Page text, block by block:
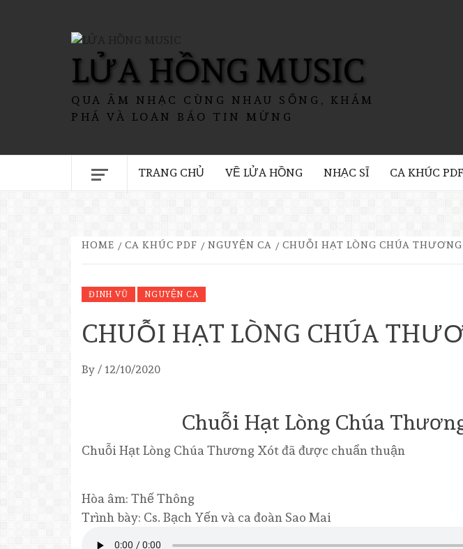
LỬA HỒNG MUSIC
QUA ÂM NHẠC CÙNG NHAU SỐNG, KHÁM
PHÁ VÀ LOAN BÁO TIN MỪNG
TRANG CHỦ VỀ LỬA HỒNG NHẠC SĨ CA KHÚC PDF
HOME CA KHÚC PDF NGUYỆN CA CHUỖI HẠT LÒNG CHÚA
ĐINH VŨ NGUYỆN CA
CHUỖI HẠT LÒNG CHÚA
By / 12/10/2020
Chuỗi Hạt Lòng Chúa
Chuỗi Hạt Lòng Chúa Thương Xót đã được chuẩn thuận
Hòa âm: Thế Thông
Trình bày: Cs. Bạch Yến và ca đoàn Sao Mai